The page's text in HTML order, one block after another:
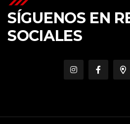
SÍGUENOS EN
SOCIALES